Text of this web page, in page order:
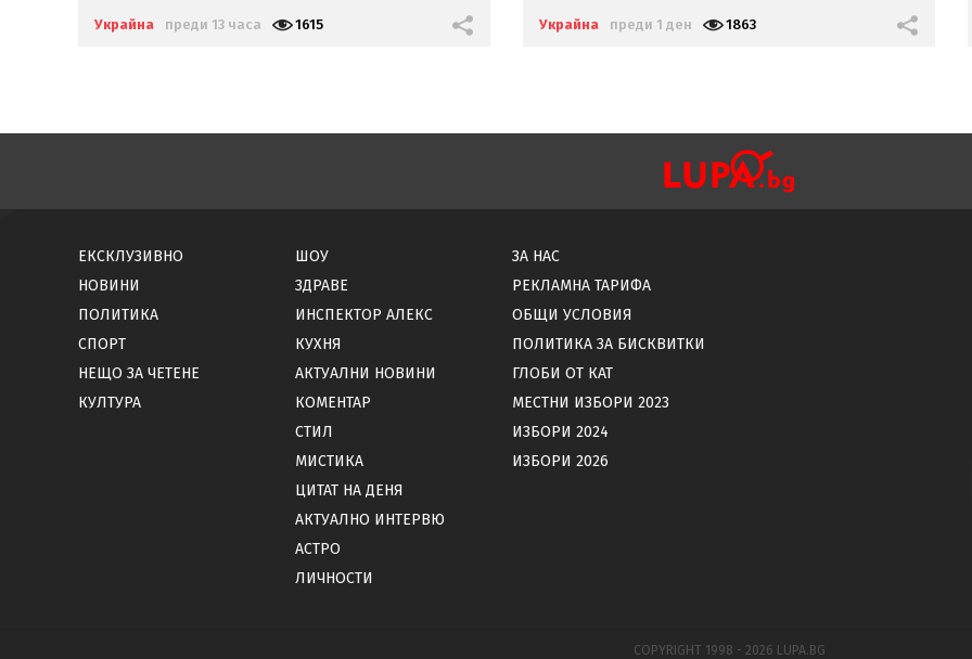
Украйна преди 1 ден 1863 Украйна преди 1 ден 2730
ЕКСКЛУЗИВНО
НОВИНИ
ПОЛИТИКА
СПОРТ
НЕЩО ЗА ЧЕТЕНЕ
КУЛТУРА
ШОУ
ЗДРАВЕ
ИНСПЕКТОР АЛЕКС
КУХНЯ
АКТУАЛНИ НОВИНИ
КОМЕНТАР
СТИЛ
МИСТИКА
ЦИТАТ НА ДЕНЯ
АКТУАЛНО ИНТЕРВЮ
АСТРО
ЛИЧНОСТИ
ЗА НАС
РЕКЛАМНА ТАРИФА
ОБЩИ УСЛОВИЯ
ПОЛИТИКА ЗА БИСКВИТКИ
ГЛОБИ ОТ КАТ
МЕСТНИ ИЗБОРИ 2023
ИЗБОРИ 2024
ИЗБОРИ 2026
COPYRIGHT 1998 - 2026 LUPA.BG